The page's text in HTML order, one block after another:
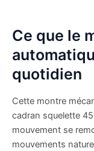
Ce que le
quotidien
Cette montre
cadran squelette
mouvement se
mouvements